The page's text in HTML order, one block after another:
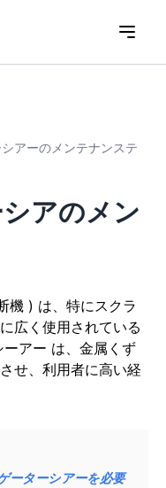
アーのメンテナンステ
アのメン
機 ) は、特にスクラ
広く使用されている
アー は、金属くず
せ、利用者に高い経
ーターシアーを必要